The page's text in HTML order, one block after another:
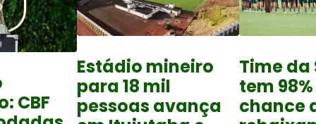
CBF
Estádio mineiro
para 18 mil
pessoas avança
Time da
tem
chance